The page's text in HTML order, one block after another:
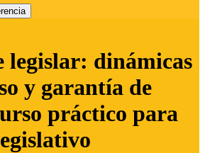
legislar: dinámicas
y garantía de
práctico para